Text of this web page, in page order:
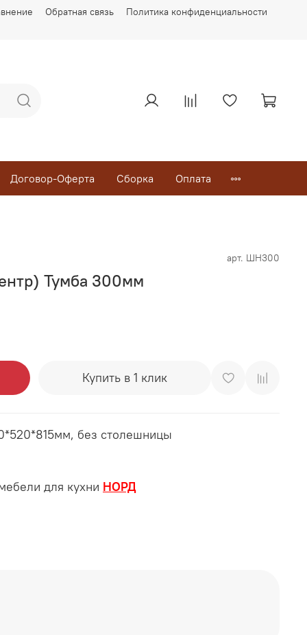
Обратная связь Политика конфиденциальности
Договор-Оферта Сборка Оплата
арт. ШН300
Тумба 300мм
Купить в 1 клик
без столешницы
для кухни НОРД